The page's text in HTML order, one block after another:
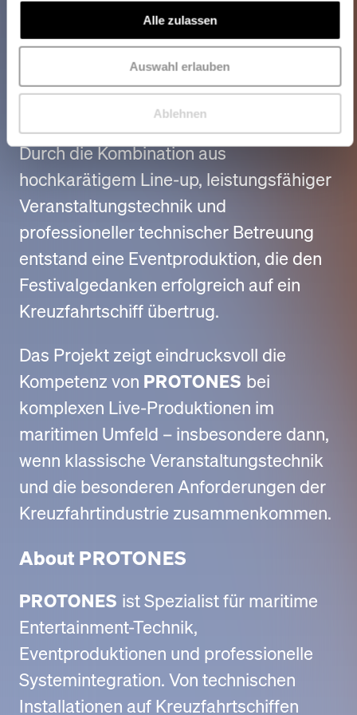
Alle zulassen
Auswahl erlauben
Ablehnen
Die AIDA FESTIVAL Cruise 2024 bot
ihren Gästen ein einzigartiges
Festivalerlebnis auf See.
Durch die Kombination aus
hochkarätigem Line-up, leistungsfähiger
Veranstaltungstechnik und
professioneller technischer Betreuung
entstand eine Eventproduktion, die den
Festivalgedanken erfolgreich auf ein
Kreuzfahrtschiff übertrug.
Das Projekt zeigt eindrucksvoll die
Kompetenz von PROTONES bei
komplexen Live-Produktionen im
maritimen Umfeld – insbesondere dann,
wenn klassische Veranstaltungstechnik
und die besonderen Anforderungen der
Kreuzfahrtindustrie zusammenkommen.
About PROTONES
PROTONES ist Spezialist für maritime
Entertainment-Technik,
Eventproduktionen und professionelle
Systemintegration. Von technischen
Installationen auf Kreuzfahrtschiffen